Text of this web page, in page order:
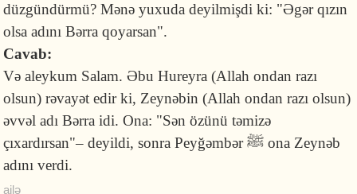
düzgündürmü? Mənə yuxuda deyilmişdi ki: "Əgər qızın
olsa adını Bərra qoyarsan".
Cavab:
Və aleykum Salam. Əbu Hureyra (Allah ondan razı
olsun) rəvayət edir ki, Zeynəbin (Allah ondan razı olsun)
əvvəl adı Bərra idi. Ona: "Sən özünü tə­mizə
çıxardırsan"– deyildi, sonra Peyğəmbər ﷺ ona Zeynəb
adını verdi.
ailə